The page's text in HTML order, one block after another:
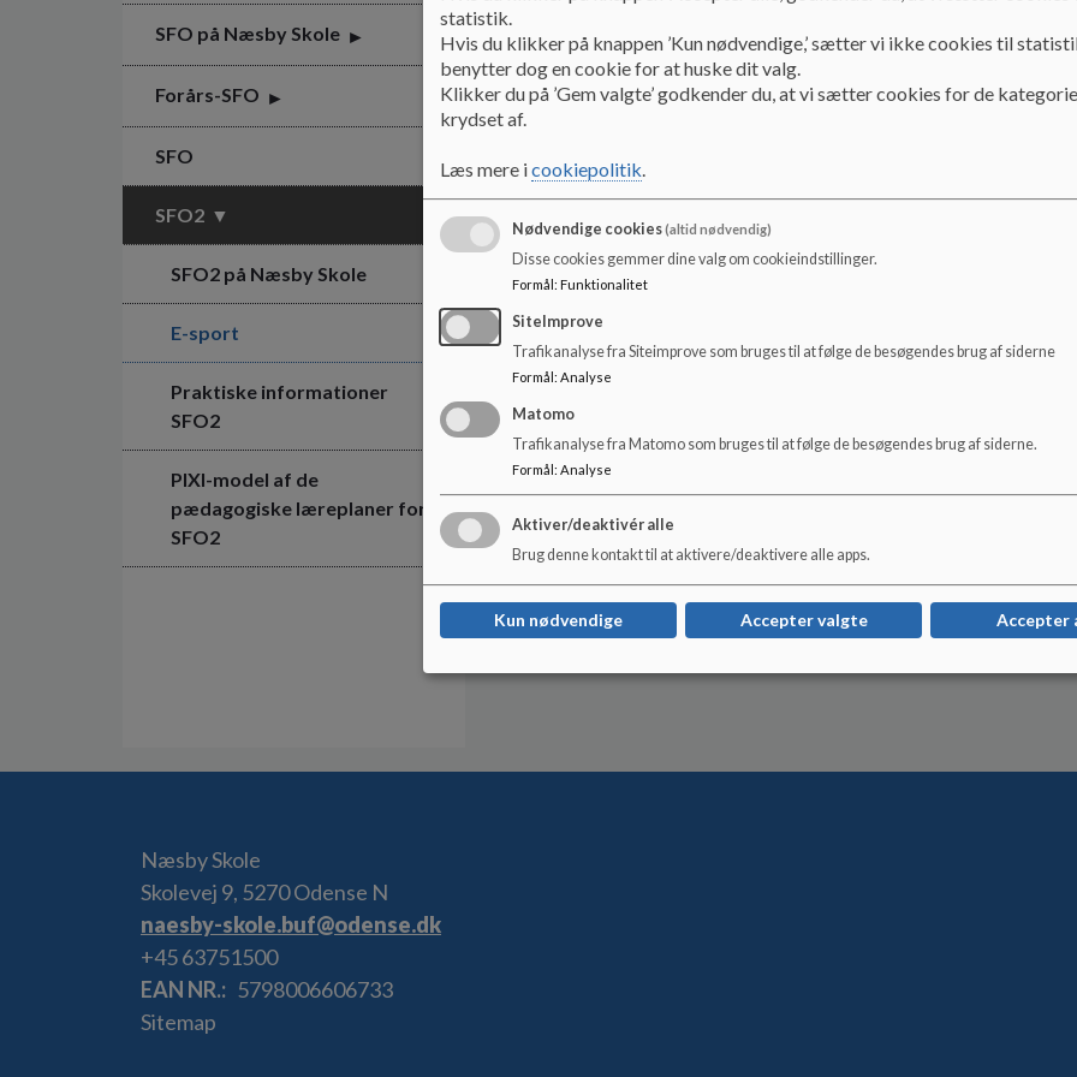
SFO på Næsby Skole
Forårs-SFO
SFO
SFO2
SFO2 på Næsby Skole
E-sport
Praktiske informationer
SFO2
PIXI-model af de
pædagogiske læreplaner for
SFO2
E-sport på Næsby Skole
Dokumenter
Næsby Skole
Skolevej 9, 5270 Odense N
naesby-skole.buf@odense.dk
+45 63751500
EAN NR.
5798006606733
Sitemap
statistik.
Hvis du klikker på knappen ’Kun nødvendige,’ sætter vi ikke cookies til
benytter dog en cookie for at huske dit valg.
Klikker du på ’Gem valgte’ godkender du, at vi sætter cookies for de
krydset af.
Læs mere icookiepolitik.
Nødvendige cookies(altid nødvendig)
Disse cookies gemmer dine valg om cookieindstillinger.
Formål : Funktionalitet
SiteImprove
Trafikanalyse fra Siteimprove som bruges til at følge de besøgendes brug af siderne
Formål : Analyse
Matomo
Trafikanalyse fra Matomo som bruges til at følge de besøgendes brug af siderne.
Formål: Analyse
Aktiver/deaktivér alle
Brug denne kontakt til at aktivere/deaktivere alle apps.
Kun nødvendige Accepter valgte Accepter